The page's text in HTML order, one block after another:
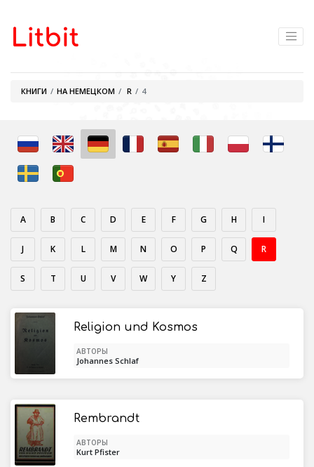
КНИГИ НА НЕМЕЦКОМ R 4
Religion und Kosmos
АВТОРЫ
Johannes Schlaf
Rembrandt
АВТОРЫ
Kurt Pfister
A B C D E F G H I
J K L M N O P Q R
S T U V W Y Z